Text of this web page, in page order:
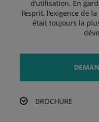
d’utilisation. En
l’esprit, l'exigence de
était toujours la
BROCHURE